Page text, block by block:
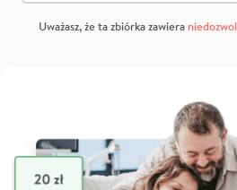
Uważasz, że ta zbiórka zawiera